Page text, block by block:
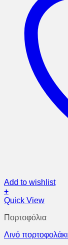
Add to wishlist
+
Quick View
Πορτοφόλια
Λινό πορτοφολάκι